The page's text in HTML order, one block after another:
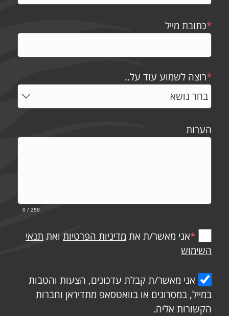
*כתובת מייל
*רוצה לשמוע עוד על..
הערות
0 / 250
*אני מאשר/ת את מדיניות הפרטיות ואת תנאי
השימוש
אני מאשר/ת קבלת עדכונים, הצעות והטבות
במייל, במסרונים או בוואטסאפ מתדיראן וחברות
הקשורות אליה.